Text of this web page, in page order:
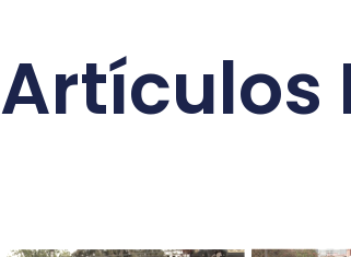
Artículos